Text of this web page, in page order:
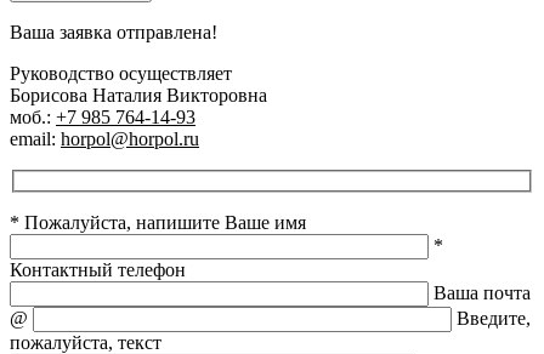
Ваша заявка отправлена!
Руководство осуществляет
Борисова Наталия Викторовна
моб.: +7 985 764-14-93
email: horpol@horpol.ru
* Пожалуйста, напишите Ваше имя
*
Контактный телефон
Ваша почта
@
Введите,
пожалуйста, текст